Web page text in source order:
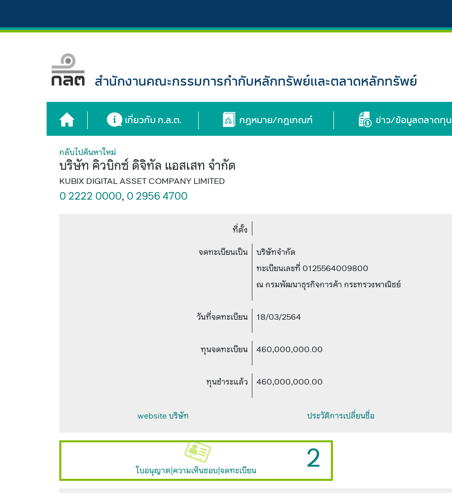
สำนักงานคณะกรรมการกำกับหลักทรัพย์และตลาดหลักทรัพย์
เกี่ยวกับ ก.ล.ต. กฎหมาย/กฎเกณฑ์ ข่าว/ข้อมูลตลาดทุน
กลับไปค้นหาใหม่
บริษัท คิวบิกซ์ ดิจิทัล แอสเสท จำกัด
KUBIX DIGITAL ASSET COMPANY LIMITED
0 2222 0000, 0 2956 4700
ที่ตั้ง
จดทะเบียนเป็น
บริษัทจำกัด
ทะเบียนเลขที่ 0125564009800
ณ กรมพัฒนาธุรกิจการค้า กระทรวงพาณิชย์
วันที่จดทะเบียน 18/03/2564
ทุนจดทะเบียน 460,000,000.00
ทุนชำระแล้ว 460,000,000.00
website บริษัท ประวัติการเปลี่ยนชื่อ
ใบอนุญาต|ความเห็นชอบ|จดทะเบียน 2